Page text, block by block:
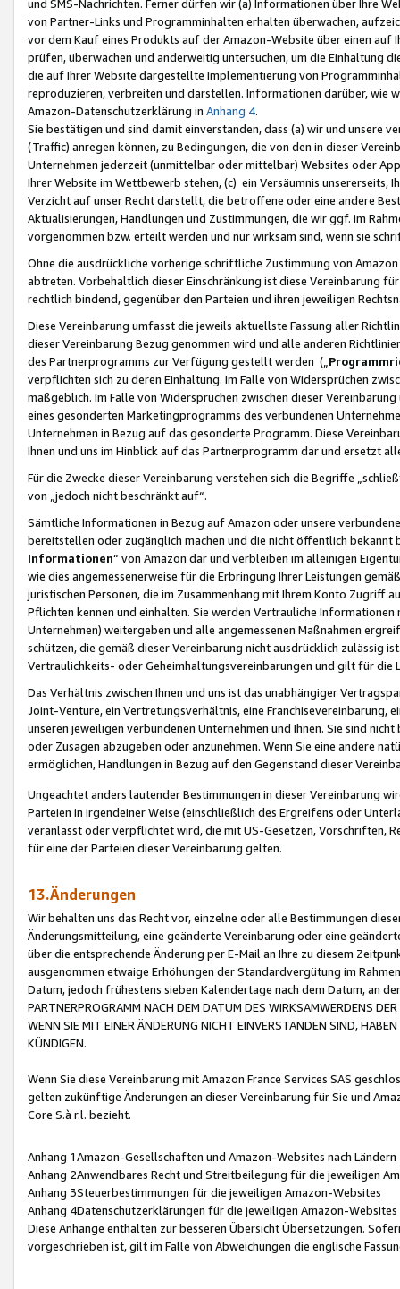
und SMS-Nachrichten. Ferner dürfen wir (a) Informationen über Ihre
von Partner-Links und Programminhalten erhalten überwachen,
vor dem Kauf eines Produkts auf der Amazon-Website über einen
prüfen, überwachen und anderweitig untersuchen, um die Einhaltung
die auf Ihrer Website dargestellte Implementierung von
reproduzieren, verbreiten und darstellen. Informationen darüber, wie
Amazon-Datenschutzerklärung in Anhang 4.
Sie bestätigen und sind damit einverstanden, dass (a) wir und
(Traffic) anregen können, zu Bedingungen, die von den in dieser
Unternehmen jederzeit (unmittelbar oder mittelbar) Websites oder
Ihrer Website im Wettbewerb stehen, (c) ein Versäumnis unsererseits,
Verzicht auf unser Recht darstellt, die betroffene oder eine andere
Aktualisierungen, Handlungen und Zustimmungen, die wir ggf. im
vorgenommen bzw. erteilt werden und nur wirksam sind, wenn sie
Ohne die ausdrückliche vorherige schriftliche Zustimmung von
abtreten. Vorbehaltlich dieser Einschränkung ist diese Vereinbarung
rechtlich bindend, gegenüber den Parteien und ihren jeweiligen
Diese Vereinbarung umfasst die jeweils aktuellste Fassung aller
dieser Vereinbarung Bezug genommen wird und alle anderen
des Partnerprogramms zur Verfügung gestellt werden („
verpflichten sich zu deren Einhaltung. Im Falle von Widersprüchen
maßgeblich. Im Falle von Widersprüchen zwischen dieser
eines gesonderten Marketingprogramms des verbundenen
Unternehmen in Bezug auf das gesonderte Programm. Diese
Ihnen und uns im Hinblick auf das Partnerprogramm dar und ersetzt
Für die Zwecke dieser Vereinbarung verstehen sich die Begriffe
von „jedoch nicht beschränkt auf“.
Sämtliche Informationen in Bezug auf Amazon oder unsere
bereitstellen oder zugänglich machen und die nicht öffentlich
Informationen“ von Amazon dar und verbleiben im alleinigen
wie dies angemessenerweise für die Erbringung Ihrer Leistungen
juristischen Personen, die im Zusammenhang mit Ihrem Konto
Pflichten kennen und einhalten. Sie werden Vertrauliche
Unternehmen) weitergeben und alle angemessenen Maßnahmen
schützen, die gemäß dieser Vereinbarung nicht ausdrücklich zulässig
Vertraulichkeits- oder Geheimhaltungsvereinbarungen und gilt für die
Das Verhältnis zwischen Ihnen und uns ist das unabhängiger
Joint-Venture, ein Vertretungsverhältnis, eine Franchisevereinbarung,
unseren jeweiligen verbundenen Unternehmen und Ihnen. Sie sind
oder Zusagen abzugeben oder anzunehmen. Wenn Sie eine andere
ermöglichen, Handlungen in Bezug auf den Gegenstand dieser
Ungeachtet anders lautender Bestimmungen in dieser Vereinbarung
Parteien in irgendeiner Weise (einschließlich des Ergreifens oder
veranlasst oder verpflichtet wird, die mit US-Gesetzen, Vorschriften,
für eine der Parteien dieser Vereinbarung gelten.
13.Änderungen
Wir behalten uns das Recht vor, einzelne oder alle Bestimmungen
Änderungsmitteilung, eine geänderte Vereinbarung oder eine
über die entsprechende Änderung per E-Mail an Ihre zu diesem
ausgenommen etwaige Erhöhungen der Standardvergütung im
Datum, jedoch frühestens sieben Kalendertage nach dem Datum, an
PARTNERPROGRAMM NACH DEM DATUM DES WIRKSAMWERDENS
WENN SIE MIT EINER ÄNDERUNG NICHT EINVERSTANDEN SIND,
KÜNDIGEN.
Wenn Sie diese Vereinbarung mit Amazon France Services SAS
gelten zukünftige Änderungen an dieser Vereinbarung für Sie und
Core S.à r.l. bezieht.
Anhang 1Amazon-Gesellschaften und Amazon-Websites nach Ländern
Anhang 2Anwendbares Recht und Streitbeilegung für die jeweiligen
Anhang 3Steuerbestimmungen für die jeweiligen Amazon-Websites
Anhang 4Datenschutzerklärungen für die jeweiligen Amazon-Websites
Diese Anhänge enthalten zur besseren Übersicht Übersetzungen.
vorgeschrieben ist, gilt im Falle von Abweichungen die englische